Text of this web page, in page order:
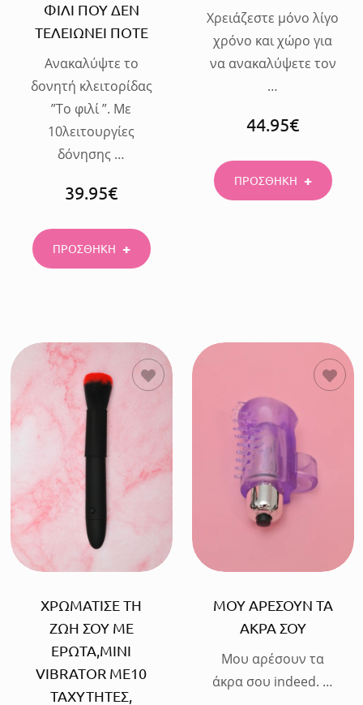
ΦΙΛΙ ΠΟΥ ΔΕΝ
ΤΕΛΕΙΩΝΕΙ ΠΟΤΕ
Ανακαλύψτε το
δονητή κλειτορίδας
”Tο φιλί ”. Mε
10λειτουργίες
δόνησης …
39.95€
ΠΡΟΣΘΗΚΗ
Χρειάζεστε μόνο λίγο
χρόνο και χώρο για
να ανακαλύψετε τον
…
44.95€
ΠΡΟΣΘΗΚΗ
ΠΡΟΣΘΗΚΗ
ΧΡΩΜΑΤΙΣΕ ΤΗ
ΖΩΗ ΣΟΥ ΜΕ
ΕΡΩΤΑ,MINI
VIBRATOR ΜΕ10
ΤΑΧΥΤΗΤΕΣ,
ΠΡΟΣΘΗΚΗ
ΜΟΥ ΑΡΕΣΟΥΝ ΤΑ
ΑΚΡΑ ΣΟΥ
Μου αρέσουν τα
άκρα σου indeed. …